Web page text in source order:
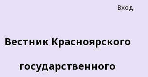
Вестник Красноярского
государственного
Вход